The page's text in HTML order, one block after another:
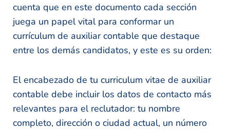
cuenta que en este documento cada sección
juega un papel vital para conformar un
currículum de auxiliar contable que destaque
entre los demás candidatos, y este es su orden:
El encabezado de tu curriculum vitae de auxiliar
contable debe incluir los datos de contacto más
relevantes para el reclutador: tu nombre
completo, dirección o ciudad actual, un número